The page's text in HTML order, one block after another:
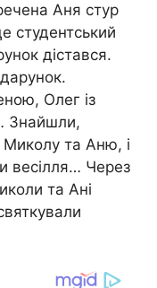
Аня стур
студентський
дістався.
Олег із
Знайшли,
та Аню, і
весілля… Через
та Ані